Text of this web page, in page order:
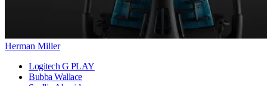
Herman Miller
Logitech G PLAY
Bubba Wallace